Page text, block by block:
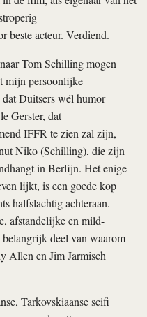
beste acteur. Verdiend.
Tom Schilling mogen
mijn persoonlijke
Duitsers wél humor
Gerster, dat
IFFR te zien zal zijn,
Niko (Schilling), die zijn
in Berlijn. Het enige
lijkt, is een goede kop
halfslachtig achteraan.
afstandelijke en mild-
deel van waarom
Allen en Jim Jarmisch
Tarkovskiaanse scifi